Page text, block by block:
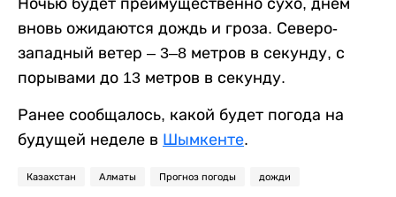
Ночью будет преимущественно сухо, днем
вновь ожидаются дождь и гроза. Северо-
западный ветер – 3–8 метров в секунду, с
порывами до 13 метров в секунду.
Ранее сообщалось, какой будет погода на
будущей неделе в Шымкенте.
Казахстан Алматы Прогноз погоды дожди